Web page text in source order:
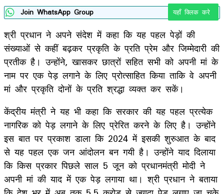
Join WhatsApp Group यहाँ क्लिक करे
श्री प्रधान ने अपने संदेश में कहा कि यह पहल पेड़ों की
संख्याओं से कहीं बढ़कर प्रकृति के प्रति प्रेम और जिम्मेदारी की
प्रतीक है। उन्होंने, खासकर छात्रों सहित सभी को अपनी मां के
नाम पर एक पेड़ लगाने के लिए प्रोत्साहित किया ताकि वे अपनी
मां और प्रकृति दोनों के प्रति श्रद्धा व्यक्त कर सकें।
केंद्रीय मंत्री ने यह भी कहा कि सरकार की यह पहल प्रत्येक
नागरिक को पेड़ लगाने के लिए प्रेरित करने के लिए है। उन्होंने
इस बात पर प्रकाश डाला कि 2024 में इसकी शुरुआत के बाद
से यह पहल एक जन आंदोलन बन गयी है। उन्होंने याद दिलाया
कि किस प्रकार पिछले साल 5 जून को प्रधानमंत्री मोदी ने
अपनी मां की याद में एक पेड़ लगाया था। श्री प्रधान ने बताया